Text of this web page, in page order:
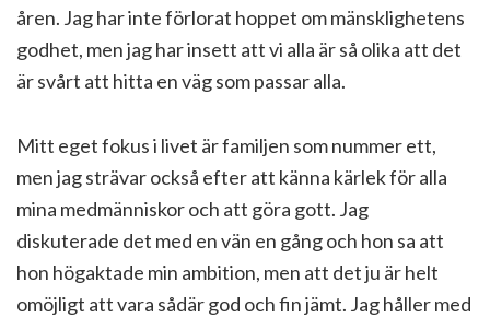
åren. Jag har inte förlorat hoppet om mänsklighetens
godhet, men jag har insett att vi alla är så olika att det
är svårt att hitta en väg som passar alla.
Mitt eget fokus i livet är familjen som nummer ett,
men jag strävar också efter att känna kärlek för alla
mina medmänniskor och att göra gott. Jag
diskuterade det med en vän en gång och hon sa att
hon högaktade min ambition, men att det ju är helt
omöjligt att vara sådär god och fin jämt. Jag håller med